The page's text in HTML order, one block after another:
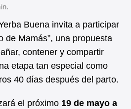
Buena invita a participar
de Mamás”, una propuesta
contener y compartir
etapa tan especial como
40 días después del parto.
el próximo 19 de mayo a